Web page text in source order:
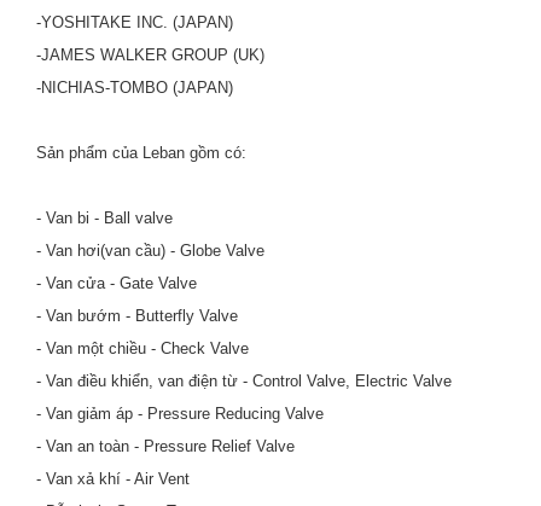
-YOSHITAKE INC. (JAPAN)
-JAMES WALKER GROUP (UK)
-NICHIAS-TOMBO (JAPAN)
Sản phẩm của Leban gồm có:
- Van bi - Ball valve
- Van hơi(van cầu) - Globe Valve
- Van cửa - Gate Valve
- Van bướm - Butterfly Valve
- Van một chiều - Check Valve
- Van điều khiển, van điện từ - Control Valve, Electric Valve
- Van giảm áp - Pressure Reducing Valve
- Van an toàn - Pressure Relief Valve
- Van xả khí - Air Vent